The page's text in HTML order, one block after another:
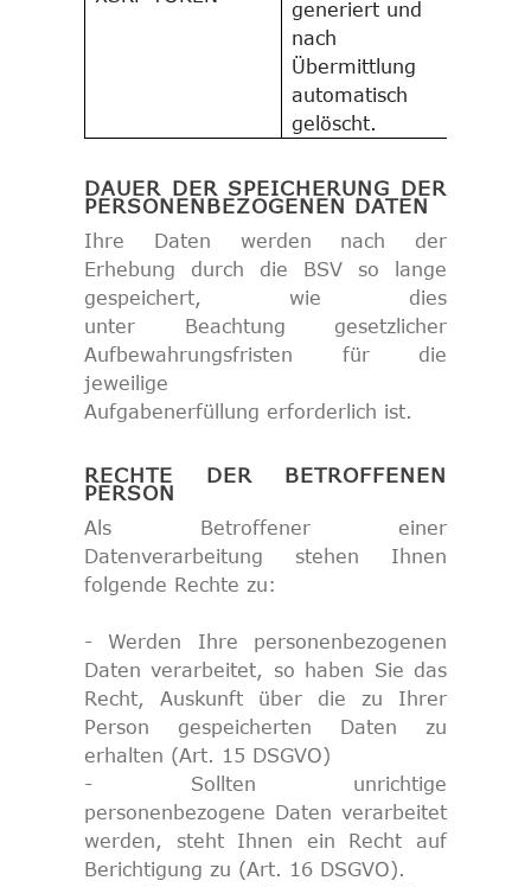
generiert und
nach
Übermittlung
automatisch
gelöscht.
DAUER DER SPEICHERUNG DER
PERSONENBEZOGENEN DATEN
Ihre Daten werden nach der
Erhebung durch die BSV so lange
gespeichert, wie dies
unter Beachtung gesetzlicher
Aufbewahrungsfristen für die
jeweilige
Aufgabenerfüllung erforderlich ist.
RECHTE DER BETROFFENEN
PERSON
Als Betroffener einer
Datenverarbeitung stehen Ihnen
folgende Rechte zu:
- Werden Ihre personenbezogenen
Daten verarbeitet, so haben Sie das
Recht, Auskunft über die zu Ihrer
Person gespeicherten Daten zu
erhalten (Art. 15 DSGVO)
- Sollten unrichtige
personenbezogene Daten verarbeitet
werden, steht Ihnen ein Recht auf
Berichtigung zu (Art. 16 DSGVO).